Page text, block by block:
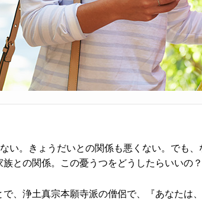
ない。きょうだいとの関係も悪くない。でも
族との関係。この憂うつをどうしたらいいの？
で、浄土真宗本願寺派の僧侶で、『あなたは